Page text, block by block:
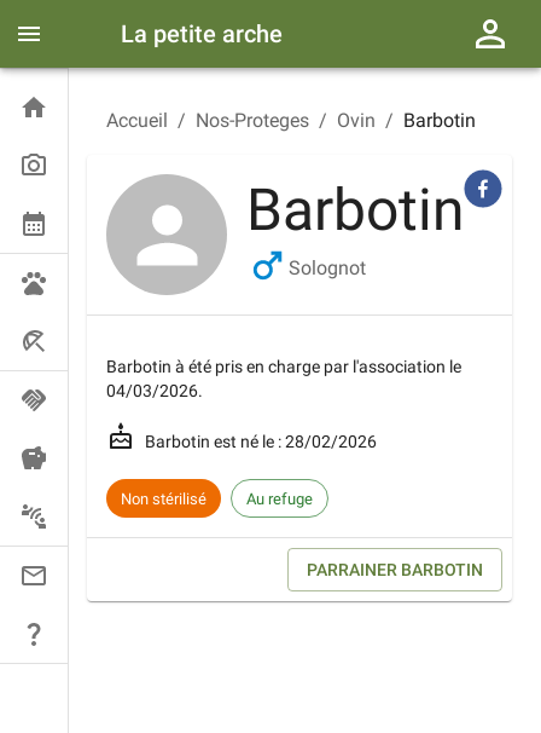
La petite arche
Accueil / Nos-Proteges / Ovin / Barbotin
Barbotin
Solognot
Barbotin à été pris en charge par l'association le
04/03/2026.
Barbotin est né le :28/02/2026
Non stérilisé Au refuge
PARRAINER BARBOTIN